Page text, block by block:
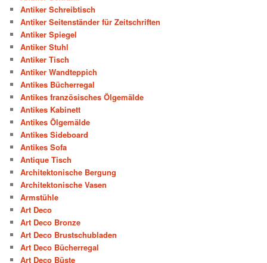
Antiker Schreibtisch
Antiker Seitenständer für Zeitschriften
Antiker Spiegel
Antiker Stuhl
Antiker Tisch
Antiker Wandteppich
Antikes Bücherregal
Antikes französisches Ölgemälde
Antikes Kabinett
Antikes Ölgemälde
Antikes Sideboard
Antikes Sofa
Antique Tisch
Architektonische Bergung
Architektonische Vasen
Armstühle
Art Deco
Art Deco Bronze
Art Deco Brustschubladen
Art Deco Bücherregal
Art Deco Büste